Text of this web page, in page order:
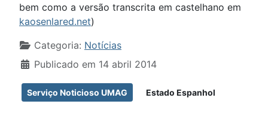
bem como a versão transcrita em castelhano em
kaosenlared.net)
Detalhes
Categoria: Notícias
Publicado em 14 abril 2014
Serviço Noticioso UMAG Estado Espanhol